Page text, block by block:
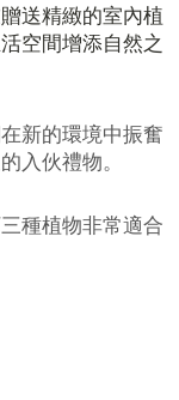
送精緻的室內植
空間增添自然之
新的環境中振奮
入伙禮物。
種植物非常適合